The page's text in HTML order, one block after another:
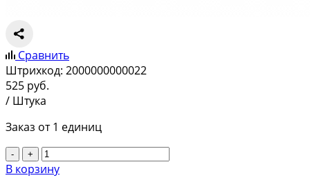
Сравнить
Штрихкод: 2000000000022
525 руб.
/ Штука
Заказ от 1 единиц
- +
В корзину